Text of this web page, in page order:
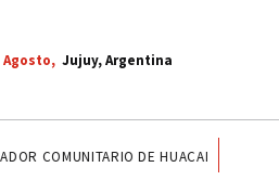
Agosto, Jujuy, Argentina
VINALITO TUMBAYA CENTRO